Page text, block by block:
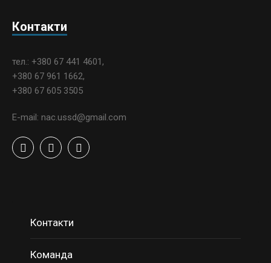
Контакти
тел.: +380 67 441 4601,
+380 67 961 1662,
+380 67 605 3505
E-mail: nac.ussd@gmail.com
Контакти
Команда